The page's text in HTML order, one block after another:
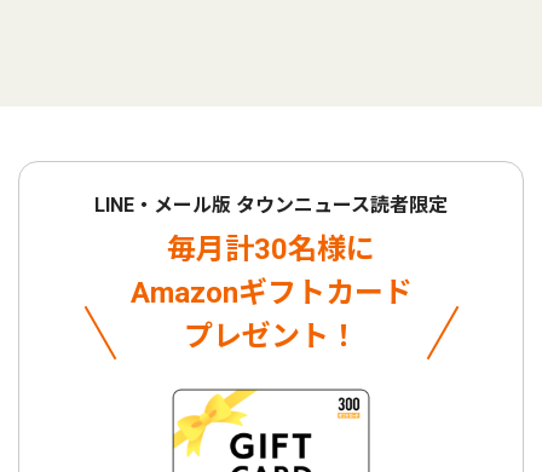
LINE・メール版 タウンニュース読者限定
毎月計30名様に
Amazonギフトカード
プレゼント！